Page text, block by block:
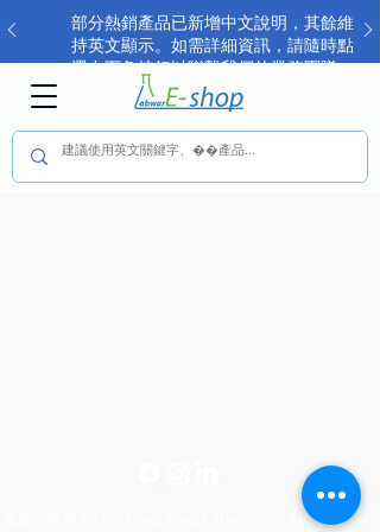
部分熱銷產品已新增中文說明，其餘維
持英文顯示。如需詳細資訊，請隨時點
選右下角按鈕以聯繫我們的業務團隊。
版權所有 © 2026 · Hong Kong Labware Co. Ltd.